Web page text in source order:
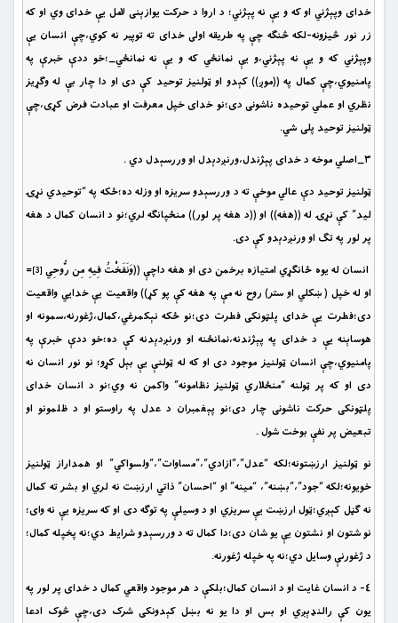
خداى وپېژني او که و يې نه پېژني؛ د اروا د حرکت يوازېنى لامل يې خداى وي او که
زر نور څيزونه-لکه څنګه چې په طريقه اولى خداى ته توپير نه کوي،چې انسان يې
وپېژني که و يې نه پېژني،و يې نمانځي که و يې نه نمانځي_؛خو ددې خبرې په
پامنيوي،چې کمال په ((موږ)) کېدو او ټولنيز توحيد کې دى او دا چار بې له وګړيز
نظري او عملي توحيده ناشونى دى؛نو خداى خپل معرفت او عبادت فرض کړى،چې
ټولنيز توحيد پلى شي.
٣_اصلي موخه د خداى پېژندل،ورنږدېدل او وررسېدل دي .
ټولنيز توحيد دې عالي موخې ته د وررسېدو سريزه او وزله ده؛ځکه په “توحيدي نړۍ
ليد” کې نړۍ له ((هغه)) او ((د هغه پر لور)) منځپانګه لري؛نو د انسان کمال د هغه
پر لور په تګ او ورنږدېدو کې دى.
انسان له يوه ځانګړي امتيازه برخمن دى او هغه داچې ((وَنَفَخْتُ فِيهِ مِن رُّوحِي [3]
=
او له خپل ( ښكلي او ستر) روح نه مې په هغه كې پو كړ)) واقعيت يې خدايي واقعيت
دى؛فطرت يې خداى پلټونکى فطرت دى؛نو ځکه نېکمرغي،کمال،ژغورنه،سمونه او
هوساېنه يې د خداى په پېژندنه،نمانځنه او ورنږدېدنه کې ده؛خو ددې خبرې په
پامنيوي،چې انسان ټولنيز موجود دى او که له ټولنې يې بېل کړو؛ نو نور انسان نه
دى او که پر ټولنه “منځلاري ټولنيز نظامونه” واکمن نه وي؛نو د انسان خداى
پلټونکى حرکت ناشونى چار دى؛نو پېغمبران د عدل په راوستو او د ظلمونو او
تبعيض پر نفې بوخت شول .
نو ټولنيز ارزښتونه؛لکه “عدل”،”ازادي”،”مساوات”،”ولسواکي” او همداراز ټولنيز
خويونه؛لکه “جود”،”بښنه”، “مينه” او “احسان” ذاتي ارزښت نه لري او بشر ته کمال
نه ګڼل کېږي؛ټول ارزښت يې سريزي او د وسيلې په توګه دى او که سريزه يې نه واى؛
نو شتون او نشتون يې يو شان دى؛دا کمال ته د وررسېدو شرايط دي؛نه پخپله کمال؛
د ژغورنې وسايل دي؛نه په خپله ژغورنه.
٤- د انسان غايت او د انسان کمال؛بلکې د هر موجود واقعي کمال د خداى پر لور په
يون کې رالنډېږي او بس او دا يو نه بښل کېدونکى شرک دى،چې څوک ادعا